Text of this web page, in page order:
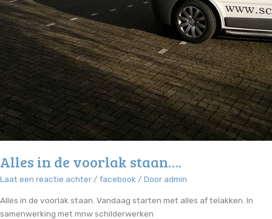
Alles in de voorlak staan….
Laat een reactie achter / facebook / Door admin
Alles in de voorlak staan. Vandaag starten met alles af telakken. In
samenwerking met mnw schilderwerken